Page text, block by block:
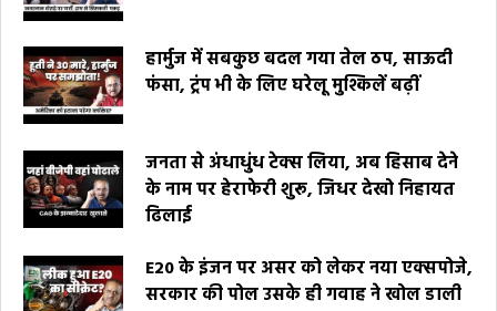
हार्मुज में सबकुछ बदल गया तेल ठप, साऊदी
फंसा, ट्रंप भी के लिए घरेलू मुश्किलें बढ़ीं
जनता से अंधाधुंध टेक्स लिया, अब हिसाब देने
के नाम पर हेराफेरी शुरू, जिधर देखो निहायत
ढिलाई
E20 के इंजन पर असर को लेकर नया एक्सपोजे,
सरकार की पोल उसके ही गवाह ने खोल डाली